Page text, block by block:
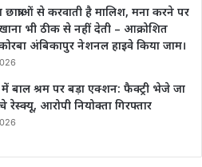
छात्राओं से करवाती है मालिश, मना करने पर
भी ठीक से नहीं देती – आक्रोशित
कोरबा अंबिकापुर नेशनल हाइवे किया जाम।
बाल श्रम पर बड़ा एक्शन: फैक्ट्री भेजे जा
रेस्क्यू, आरोपी नियोक्ता गिरफ्तार